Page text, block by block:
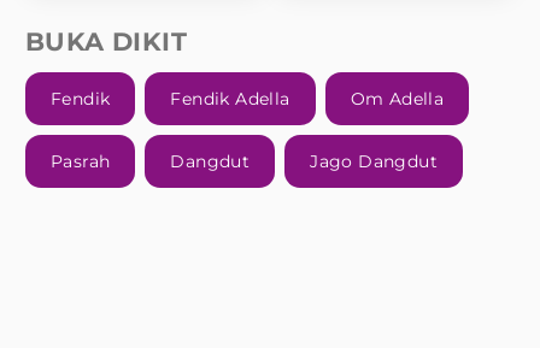
BUKA DIKIT
Fendik Fendik Adella Om Adella
Pasrah Dangdut Jago Dangdut